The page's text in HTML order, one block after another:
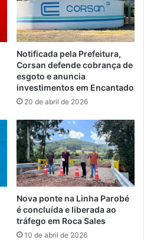
Notificada pela Prefeitura,
Corsan defende cobrança de
esgoto e anuncia
investimentos em Encantado
20 de abril de 2026
Nova ponte na Linha Parobé
é concluída e liberada ao
tráfego em Roca Sales
10 de abril de 2026